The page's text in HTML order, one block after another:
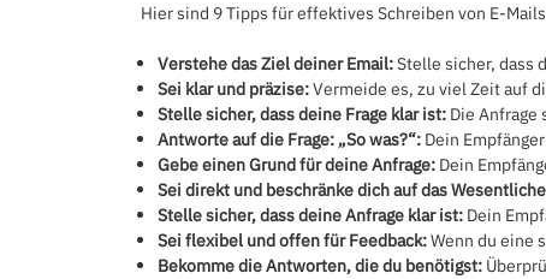
Hier sind 9 Tipps für effektives Schreiben von E-
Verstehe das Ziel deiner Email:Stelle sicher, dass
Sei klar und präzise:Vermeide es, zu viel Zeit auf
Stelle sicher, dass deine Frage klar ist: Die Anfrage
Antworte auf die Frage: „So was?“: Dein
Gebe einen Grund für deine Anfrage: Dein
Sei direkt und beschränke dich auf das
Stelle sicher, dass deine Anfrage klar ist: Dein
Sei flexibel und offen für Feedback:Wenn du eine
Bekomme die Antworten, die du benötigst: